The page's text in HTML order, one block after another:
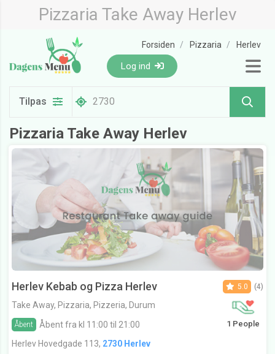
Pizzaria Take Away Herlev
Forsiden Pizzaria Herlev
Log ind
Tilpas
Pizzaria Take Away Herlev
Herlev Kebab og Pizza Herlev
Take Away, Pizzaria, Pizzeria, Durum
Åbent Åbent fra kl 11:00 til 21:00
5.0 (4)
1 People
Herlev Hovedgade 113, 2730 Herlev